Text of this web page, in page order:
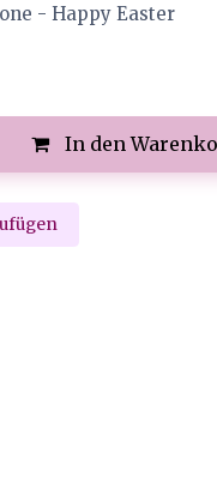
- Happy Easter
In den